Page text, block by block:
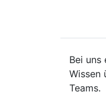
Bei uns
Wissen
Teams.